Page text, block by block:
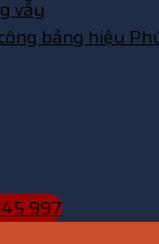
vẫy
bảng hiệu
997